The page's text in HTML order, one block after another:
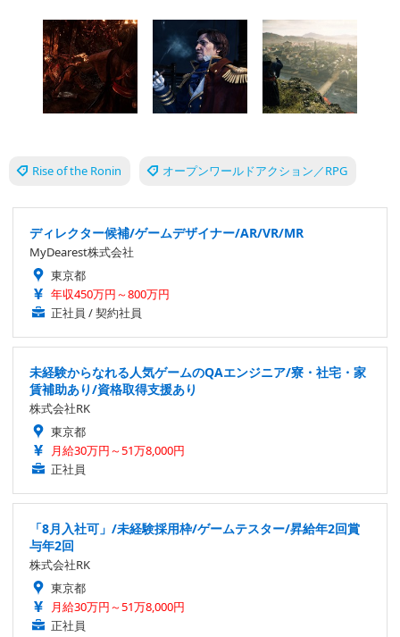
Rise of the Ronin オープンワールドアクション／RPG
ディレクター候補/ゲームデザイナー/AR/VR/MR
MyDearest株式会社
東京都
年収450万円～800万円
正社員 / 契約社員
未経験からなれる人気ゲームのQAエンジニア/寮・社宅・家
賃補助あり/資格取得支援あり
株式会社RK
東京都
月給30万円～51万8,000円
正社員
「8月入社可」/未経験採用枠/ゲームテスター/昇給年2回賞
与年2回
株式会社RK
東京都
月給30万円～51万8,000円
正社員